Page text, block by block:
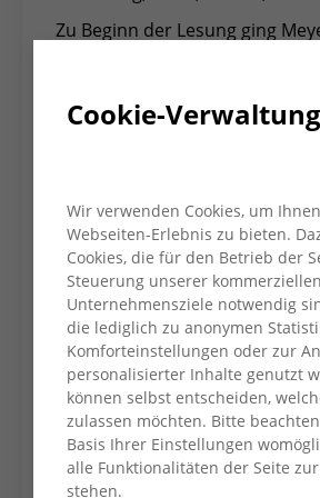
Zu Beginn der Lesung ging
31. Oktober 1924 als Tochter
und eines Schiffszimmermanns
1933 befindet sich Greta mit
flieht Mutter Lotte mit Greta
jüngeren Bruder Peter nach
wird im Alter von 20 Jahren
Säuglingsschwester, kehrt
Hamburg zurück. Zuvor, 1944,
Herbert Wehner und Gretas
kennen und lieben. Die beiden
wobei Greta seine ständige
da ihre Mutter schwer
wird Herberts Bürokraft, plant
begleitet ihn dorthin und hält
Cookie-Verwaltung
Wir verwenden Cookies, um
Webseiten-Erlebnis zu bieten.
Cookies, die für den Betrieb der
Steuerung unserer kommerziellen
Unternehmensziele notwendig
die lediglich zu anonymen
Komforteinstellungen oder zur
personalisierter Inhalte genutzt
können selbst entscheiden,
zulassen möchten. Bitte
Basis Ihrer Einstellungen
alle Funktionalitäten der Seite
stehen.